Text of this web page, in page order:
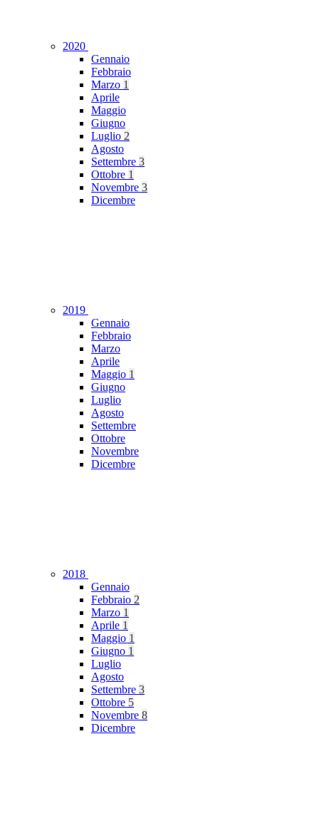
2020
Gennaio
Febbraio
Marzo 1
Aprile
Maggio
Giugno
Luglio 2
Agosto
Settembre 3
Ottobre 1
Novembre 3
Dicembre
2019
Gennaio
Febbraio
Marzo
Aprile
Maggio 1
Giugno
Luglio
Agosto
Settembre
Ottobre
Novembre
Dicembre
2018
Gennaio
Febbraio 2
Marzo 1
Aprile 1
Maggio 1
Giugno 1
Luglio
Agosto
Settembre 3
Ottobre 5
Novembre 8
Dicembre